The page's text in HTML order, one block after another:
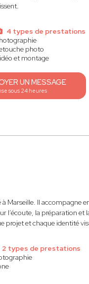
4 types de prestations
photo
et montage
UN MESSAGE
sous 24 heures
Marseille. Il accompagne
l’écoute, la préparation et
projet et chaque identité
2 types de prestations